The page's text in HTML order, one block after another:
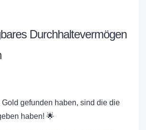
Durchhaltevermögen
gefunden haben, sind die die
haben! 🌟